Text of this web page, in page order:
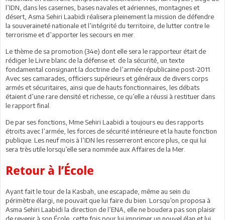
l’IDN, dans les casernes, bases navales et aériennes, montagnes et
désert, Asma Sehiri Laabidi réalisera pleinement la mission de défendre
la souveraineté nationale et l’intégrité du territoire, de lutter contre le
terrorisme et d’apporter les secours en mer.
Le thème de sa promotion (34e) dont elle sera le rapporteur était de
rédiger le Livre blanc de la défense et de la sécurité, un texte
fondamental consignant la doctrine de l’armée républicaine post-2011.
Avec ses camarades, officiers supérieurs et généraux de divers corps
armés et sécuritaires, ainsi que de hauts fonctionnaires, les débats
étaient d’une rare densité et richesse, ce qu’elle a réussi à restituer dans
le rapport final.
De par ses fonctions, Mme Sehiri Laabidi a toujours eu des rapports
étroits avec l’armée, les forces de sécurité intérieure et la haute fonction
publique. Les neuf mois à l’IDN les resserreront encore plus, ce qui lui
sera très utile lorsqu’elle sera nommée aux Affaires de la Mer.
Retour à l’École
Ayant fait le tour de la Kasbah, une escapade, même au sein du
périmètre élargi, ne pouvait que lui faire du bien. Lorsqu’on proposa à
Asma Sehiri Laabidi la direction de l’ENA, elle ne boudera pas son plaisir